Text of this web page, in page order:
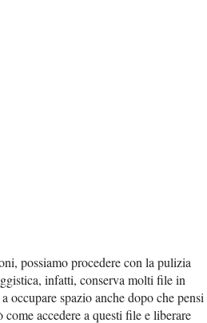
possiamo procedere con la pulizia
infatti, conserva molti file in
occupare spazio anche dopo che pensi
accedere a questi file e liberare